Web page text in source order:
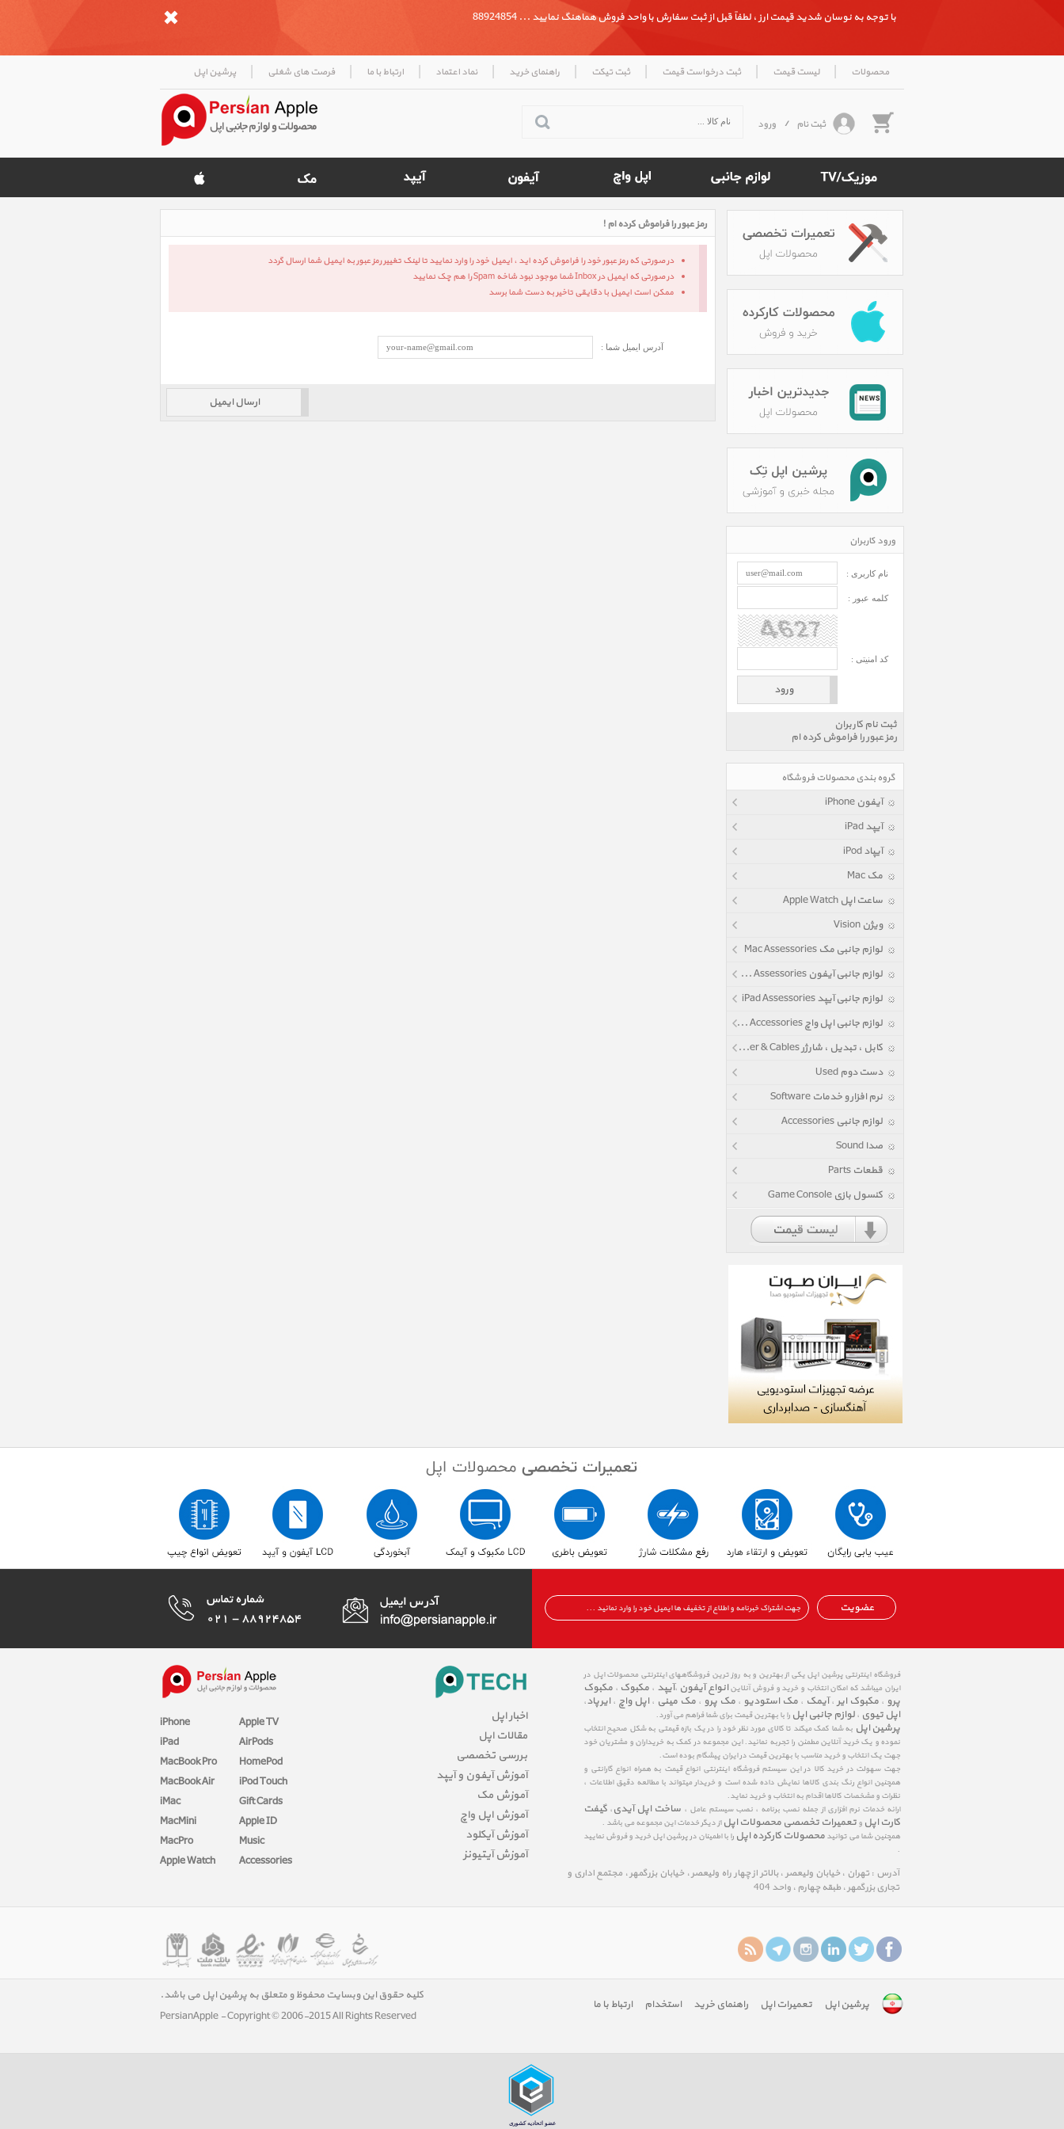
با توجه به نوسان شدید قیمت ارز ، لطفاً قبل از ثبت سفارش با واحد فروش هماهنگ نمایید ... 88924854
محصولات | لیست قیمت | ثبت درخواست قیمت | ثبت تیکت | راهنمای خرید | نماد اعتماد | ارتباط با ما | فرصت های شغلی | پرشین اپل
ثبت نام / ورود
رمز عبور را فراموش کرده ام !
در صورتی که رمز عبور خود را فراموش کرده اید ، ایمیل خود را وارد نمایید تا لینک تغییر رمز عبور به ایمیل شما ارسال گردد
در صورتی که ایمیل در Inbox شما موجود نبود شاخه Spam را هم چک نمایید
ممکن است ایمیل با دقایقی تاخیر به دست شما برسد
آدرس ایمیل شما :
ورود کاربران
نام کاربری :
کلمه عبور :
کد امنیتی :
ثبت نام کاربران
رمز عبور را فراموش کرده ام
گروه بندی محصولات فروشگاه
آیفون iPhone
آیپد iPad
آیپاد iPod
مک Mac
ساعت اپل Apple Watch
ویژن Vision
لوازم جانبی مک Mac Assessories
لوازم جانبی آیفون iPhone Assessories
لوازم جانبی آیپد iPad Assessories
لوازم جانبی اپل واچ Apple Watch Accessories
کابل ، تبدیل ، شارژر Power & Cables
دست دوم Used
نرم افزار و خدمات Software
لوازم جانبی Accessories
صدا Sound
قطعات Parts
کنسول بازی Game Console
عضویت
iPhone
iPad
MacBook Pro
MacBook Air
iMac
MacMini
MacPro
Apple Watch
Apple TV
AirPods
HomePod
iPod Touch
Gift Cards
Apple ID
Music
Accessories
اخبار اپل
مقالات اپل
بررسی تخصصی
آموزش آیفون و آیپد
آموزش مک
آموزش اپل واچ
آموزش آیکلود
آموزش آیتیونز
فروشگاه اینترنتی پرشین اپل یکی از بهترین و به روز ترین فروشگاههای اینترنتی محصولات اپل در
ایران میباشد که امکان انتخاب و خرید و فروش آنلاینانواع آیفون ،آیپد ، مکبوک ، مکبوک
پرو ، مکبوک ایر ، آیمک ، مک استودیو ، مک پرو ، مک مینی ، اپل واچ ، ایرپاد،
اپل تیوی ، لوازم جانبی اپل را با بهترین قیمت برای شما فراهم می آورد.
پرشین اپل به شما کمک میکند تا کالای مورد نظر خود را در یک بازه قیمتی به شکل صحیح انتخاب
نموده و یک خرید آنلاین مطمئن را تجربه نمائید. این مجموعه در کمک به خریداران و مشتریان خود
جهت یک انتخاب و خرید مناسب با بهترین قیمت در ایران پیشگام بوده است.
جهت سهولت در خرید کالا در این سیستم فروشگاه اینترنتی انواع قیمت به همراه انواع گارانتی و
همچنین انواع رنگ بندی کالاها نمایش داده شده است و خریدار میتواند با مطالعه دقیق اطلاعات ،
نظرات و مشخصات کالاها اقدام به انتخاب و خرید نماید.
ارائه خدمات نرم افزاری از جمله نصب برنامه ، نصب سیستم عامل ، ساخت اپل آیدی ، گیفت
کارت اپل و تعمیرات تخصصی محصولات اپل از دیگر خدمات این مجموعه می باشد .
همچنین شما می توانید محصولات کارکرده اپل را با اطمینان در پرشین اپل خرید و فروش نمایید
.
آدرس : تهران ، خیابان ولیعصر ، بالاتر از چهار راه ولیعصر ، خیابان بزرگمهر ، مجتمع اداری و
تجاری بزرگمهر ، طبقه چهارم ، واحد 404
پرشین اپل تعمیرات اپل راهنمای خرید استخدام ارتباط با ما
کلیه حقوق این وبسایت محفوظ و متعلق به پرشین اپل می باشد.
PersianApple - Copyright © 2006-2015 All Rights Reserved